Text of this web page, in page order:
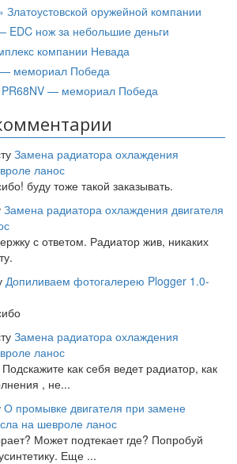
оружейной компании
EDC нож за небольшие деньги
компании Невада
— мемориал Победа
PR68NV — мемориал Победа
Замена радиатора охлаждения
ланос
буду тоже такой заказывать.
Замена радиатора охлаждения двигателя
с ответом. Радиатор жив, никаких
Допиливаем фотогалерею Plogger 1.0-
Замена радиатора охлаждения
ланос
как себя ведет радиатор, как
, не...
О промывке двигателя при замене
на шевроле ланос
Может подтекает где? Попробуй
Еще ...